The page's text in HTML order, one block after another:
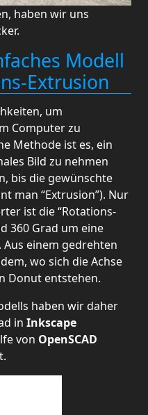
haben wir uns
Modell
Extrusion
um
Computer zu
Methode ist es, ein
Bild zu nehmen
bis die gewünschte
man “Extrusion”). Nur
ist die “Rotations-
360 Grad um eine
einem gedrehten
wo sich die Achse
Donut entstehen.
haben wir daher
in Inkscape
von OpenSCAD